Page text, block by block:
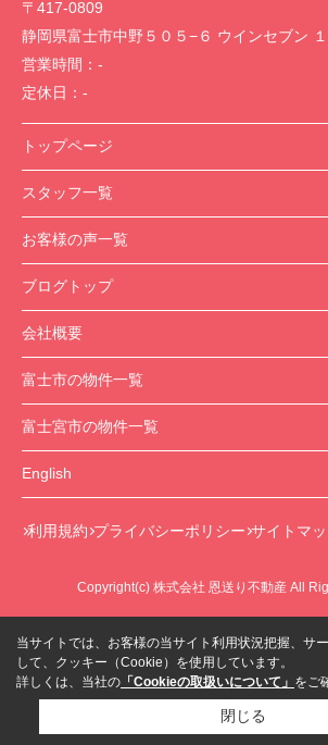
〒417-0809
静岡県富士市中野５０５−６ ウインセブン
営業時間： -
定休日： -
トップページ
スタッフ一覧
お客様の声一覧
ブログトップ
会社概要
富士市の物件一覧
富士宮市の物件一覧
English
利用規約 プライバシーポリシー サイトマ
Copyright(c) 株式会社 恩送り不動産 All
当サイトでは、お客様の当サイト利用状況把握、サ
して、クッキー（Cookie）を使用しています。
詳しくは、当社の 「Cookieの取扱いについて」 をご
閉じる